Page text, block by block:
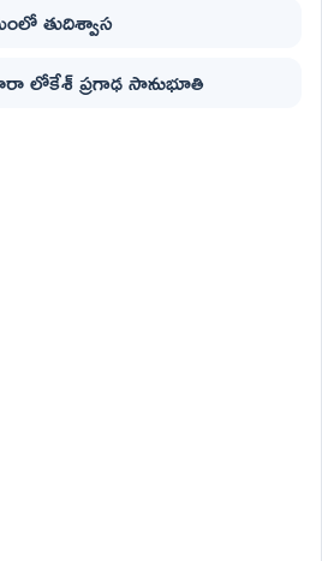
తుదిశ్వాస
లోకేశ్ ప్రగాఢ సానుభూతి